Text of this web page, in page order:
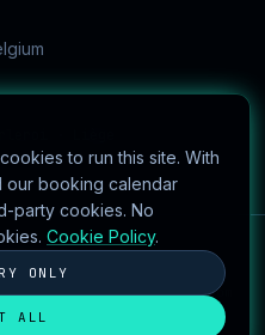
· Liège
●
Cookie
AydanConsulting.com
to run this site. With
our booking calendar
party cookies. No
Cookie Policy.
ONLY
ALL